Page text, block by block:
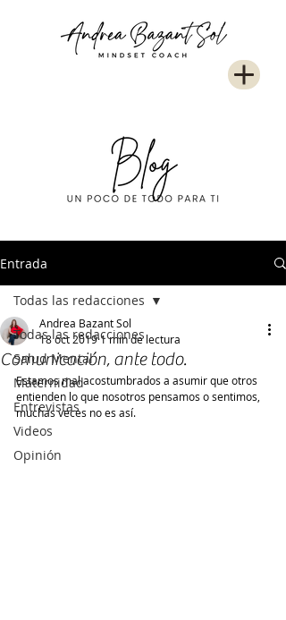
Entrada
Todas las redacciones
Salud Mental
Maternidad
Entrevistas
Videos
Opinión
Todas las redacciones
Comunicación, ante todo.
Andrea Bazant Sol
18 oct 20191 min de lectura
Estamos mal acostumbrados a asumir que otros
entienden lo que nosotros pensamos o sentimos,
muchas veces no es así.